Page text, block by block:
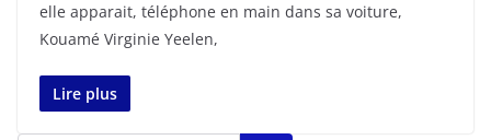
elle apparait, téléphone en main dans sa voiture,
Kouamé Virginie Yeelen,
Lire plus